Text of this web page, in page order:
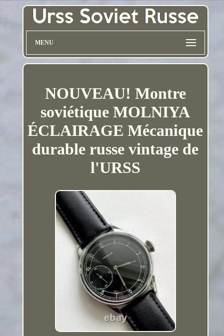
MENU
NOUVEAU! Montre
soviétique MOLNIYA
ÉCLAIRAGE Mécanique
durable russe vintage de
l'URSS